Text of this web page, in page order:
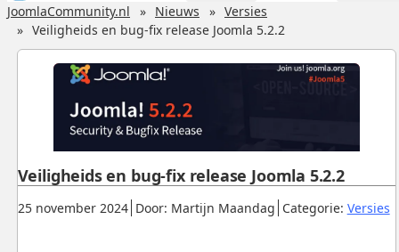
JoomlaCommunity.nl Nieuws
Versies
Veiligheids en bug-fix release Joomla 5.2.2
Gepubliceerd:
25 november 2024. Door: Martijn Maandag. Categorie: Versies.
Veiligheids en bug-fix release Joomla 5.2.2